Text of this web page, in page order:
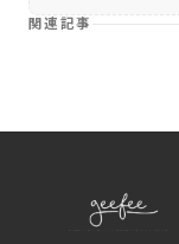
関連記事